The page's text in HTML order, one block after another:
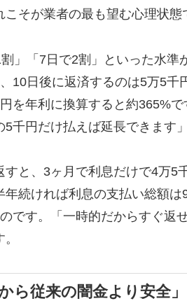
そが業者の最も望む心理状態
」「7日で2割」といった水
10日後に返済するのは5万5千
を年利に換算すると約365%
千円だけ払えば延長できます
と、3ヶ月で利息だけで4万5
続ければ利息の支払い総額
です。「一時的だからすぐ返
ら従来の闇金より安全